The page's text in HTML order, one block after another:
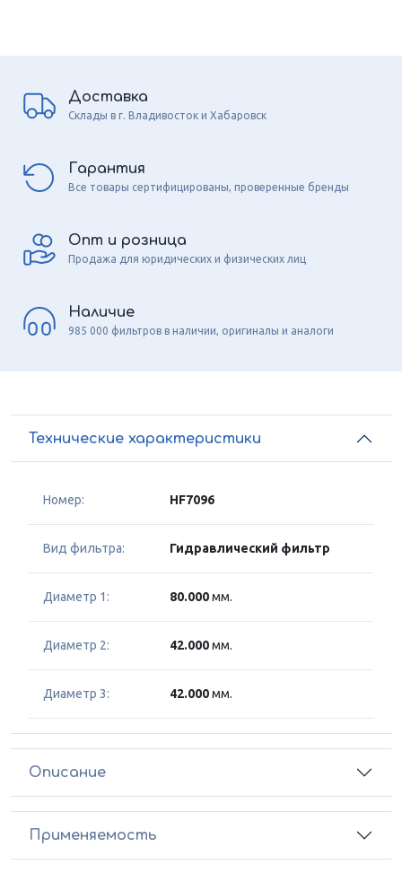
Доставка
Склады в г. Владивосток и Хабаровск
Гарантия
Все товары сертифицированы, проверенные бренды
Опт и розница
Продажа для юридических и физических лиц
Наличие
985 000 фильтров в наличии, оригиналы и аналоги
Технические характеристики
Номер: HF7096
Вид фильтра: Гидравлический фильтр
Диаметр 1: 80.000мм.
Диаметр 2: 42.000мм.
Диаметр 3: 42.000мм.
Описание
Применяемость